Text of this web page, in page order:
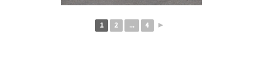
1 2 ... 4 ►